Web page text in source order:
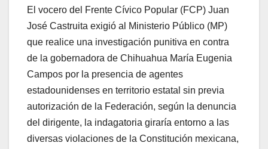
El vocero del Frente Cívico Popular (FCP) Juan
José Castruita exigió al Ministerio Público (MP)
que realice una investigación punitiva en contra
de la gobernadora de Chihuahua María Eugenia
Campos por la presencia de agentes
estadounidenses en territorio estatal sin previa
autorización de la Federación, según la denuncia
del dirigente, la indagatoria giraría entorno a las
diversas violaciones de la Constitución mexicana,